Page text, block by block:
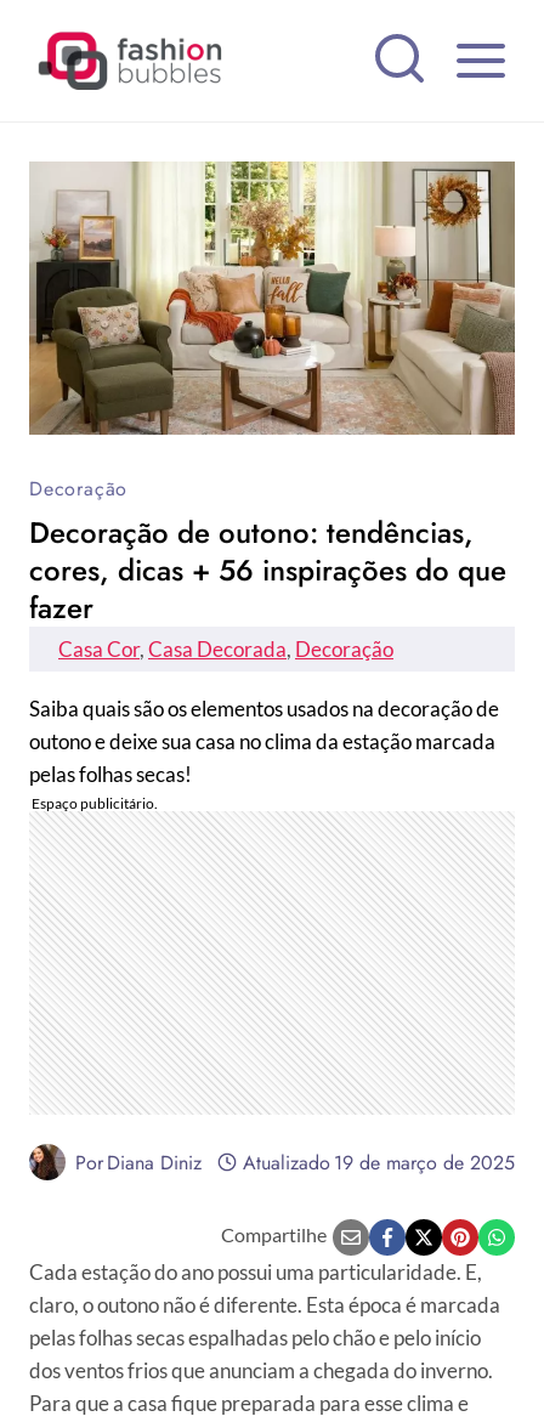
Decoração
Decoração de outono: tendências,
cores, dicas + 56 inspirações do que
fazer
Casa Cor, Casa Decorada, Decoração
Saiba quais são os elementos usados na decoração de
outono e deixe sua casa no clima da estação marcada
pelas folhas secas!
PorDiana Diniz Atualizado19 de março de 2025
Compartilhe
Cada estação do ano possui uma particularidade. E,
claro, o outono não é diferente. Esta época é marcada
pelas folhas secas espalhadas pelo chão e pelo início
dos ventos frios que anunciam a chegada do inverno.
Para que a casa fique preparada para esse clima e